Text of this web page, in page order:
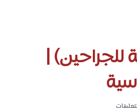
للجراحين) |